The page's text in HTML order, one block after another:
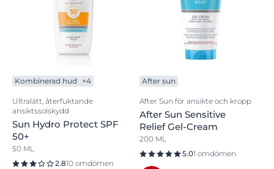
Kombinerad hud +4
Ultralätt, återfuktande
ansiktssolskydd
Sun Hydro Protect SPF
50+
50 ML
2.810 omdömen
After sun
After Sun för ansikte och kropp
After Sun Sensitive
Relief Gel-Cream
200 ML
5.01 omdömen